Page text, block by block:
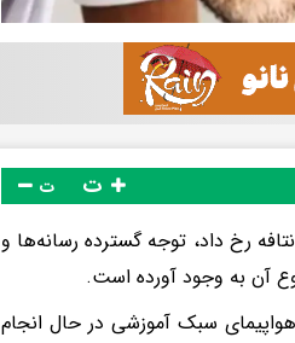
ت
رخ داد، توجه گسترده رسانه‌ها و
آن به وجود آورده است.
سبک آموزشی در حال انجام